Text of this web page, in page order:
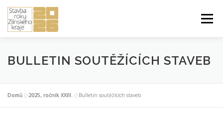
obsah
Menu
ÚVOD DO SOUTĚŽE PŘIHLÁŠKA A PRAVIDLA
STUDENTSKÁ PRÁCE ROKU 2026 ROČNÍK XXIV.
BULLETIN SOUTĚŽÍCÍCH STAVEB
Domů »2025, ročník XXIII. »Bulletin soutěžících staveb